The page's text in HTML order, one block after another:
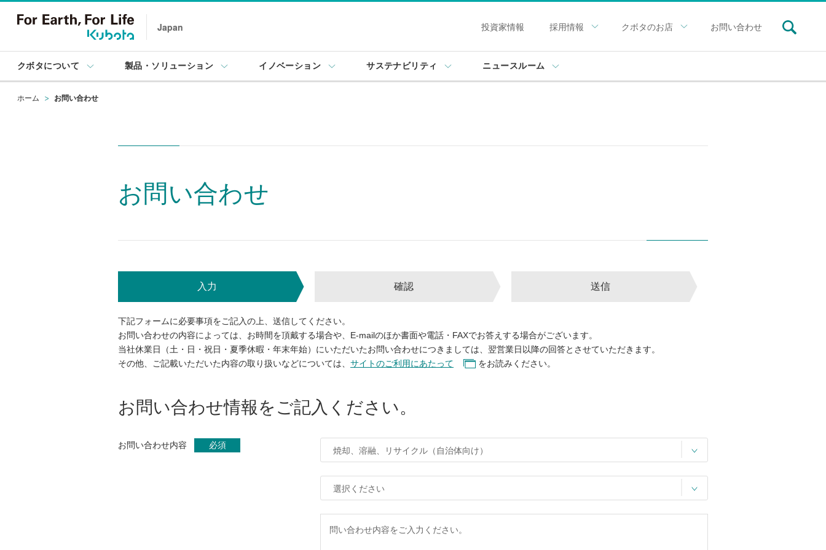
Japan 投資家情報 採用情報 クボタのお店 お問い合わせ
クボタについて 製品・ソリューション イノベーション サステナビリティ ニュースルーム
ホーム お問い合わせ
お問い合わせ
入力 確認 送信
下記フォームに必要事項をご記入の上、送信してください。
お問い合わせの内容によっては、お時間を頂戴する場合や、E-mailのほか書面や電話・FAXでお答えする場合がございます。
当社休業日（土・日・祝日・夏季休暇・年末年始）にいただいたお問い合わせにつきましては、翌営業日以降の回答とさせていただきます。
その他、ご記載いただいた内容の取り扱いなどについては、 サイトのご利用にあたって をお読みください。
お問い合わせ情報をご記入ください。
お問い合わせ内容 必須